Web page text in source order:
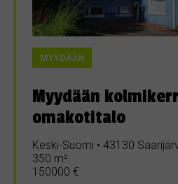
MYYDÄÄN
Myydään
omakotitalo
Keski-Suomi • 43130
350 m²
150000 €